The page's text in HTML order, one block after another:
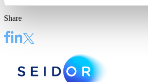
Share